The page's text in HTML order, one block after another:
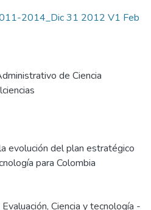
2014_Dic 31 2012 V1 Feb
de Ciencia
evolución del plan estratégico
para Colombia
, Ciencia y tecnología -